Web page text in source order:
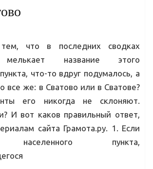
что в последних сводках
мелькает название этого
что-то вдруг подумалось, а
все же: в Сватово или в Сватове?
его никогда не склоняют.
И вот каков правильный ответ,
сайта Грамота.ру. 1. Если
населенного пункта,